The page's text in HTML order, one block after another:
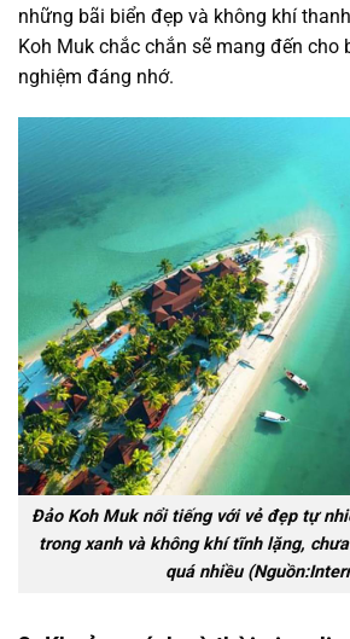
những bãi biển đẹp và không khí
Koh Muk chắc chắn sẽ mang đến cho
nghiệm đáng nhớ.
Đảo Koh Muk nổi tiếng với vẻ đẹp tự
trong xanh và không khí tĩnh lặng,
quá nhiều